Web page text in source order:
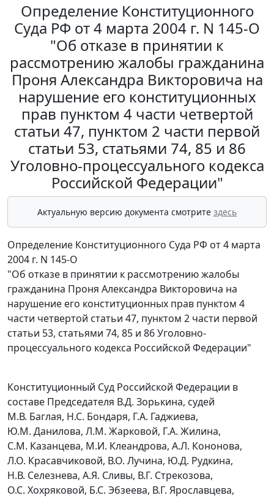
Определение Конституционного
Суда РФ от 4 марта 2004 г. N 145-О
"Об отказе в принятии к
рассмотрению жалобы гражданина
Проня Александра Викторовича на
нарушение его конституционных
прав пунктом 4 части четвертой
статьи 47, пунктом 2 части первой
статьи 53, статьями 74, 85 и 86
Уголовно-процессуального кодекса
Российской Федерации"
Актуальную версию документа смотрите здесь
Определение Конституционного Суда РФ от 4 марта
2004 г. N 145-О
"Об отказе в принятии к рассмотрению жалобы
гражданина Проня Александра Викторовича на
нарушение его конституционных прав пунктом 4
части четвертой статьи 47, пунктом 2 части первой
статьи 53, статьями 74, 85 и 86 Уголовно-
процессуального кодекса Российской Федерации"
Конституционный Суд Российской Федерации в
составе Председателя В.Д. Зорькина, судей
М.В. Баглая, Н.С. Бондаря, Г.А. Гаджиева,
Ю.М. Данилова, Л.М. Жарковой, Г.А. Жилина,
С.М. Казанцева, М.И. Клеандрова, А.Л. Кононова,
Л.О. Красавчиковой, В.О. Лучина, Ю.Д. Рудкина,
Н.В. Селезнева, А.Я. Сливы, В.Г. Стрекозова,
О.С. Хохряковой, Б.С. Эбзеева, В.Г. Ярославцева,